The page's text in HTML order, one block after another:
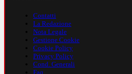
Contatti
La Redazione
Nota Legale
Gestione Cookie
Cookie Policy
Privacy Policy
Cond. Generali
Faq